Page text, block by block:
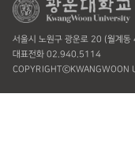
서울시 노원구 광운로 20 (월계
대표전화 02.940.5114
COPYRIGHTⓒKWANGWOON